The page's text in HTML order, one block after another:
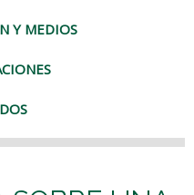
Y MEDIOS